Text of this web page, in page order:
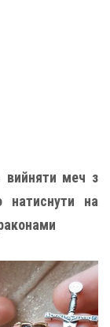
вийняти меч з
натиснути на